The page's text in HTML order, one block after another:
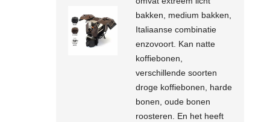
bakken, medium bakken,
Italiaanse combinatie
enzovoort. Kan natte
koffiebonen,
verschillende soorten
droge koffiebonen, harde
bonen, oude bonen
roosteren. En het heeft